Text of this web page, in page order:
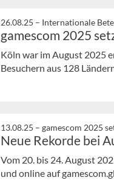
26.08.25 – Internationale
gamescom 2025
Köln war im August 2025
Besuchern aus 128
13.08.25 – gamescom 2025
Neue Rekorde bei
Vom 20. bis 24. August
und online auf